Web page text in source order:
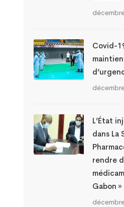
Covid-
L’État
dans La
rendre
Gabon »